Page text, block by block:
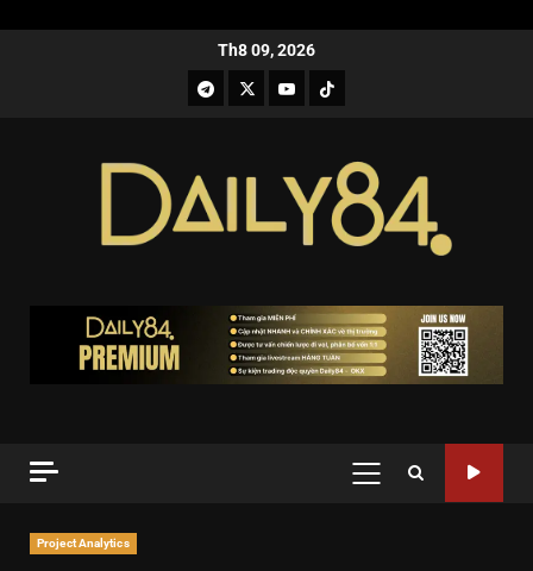
Th8 09, 2026
Project Analytics